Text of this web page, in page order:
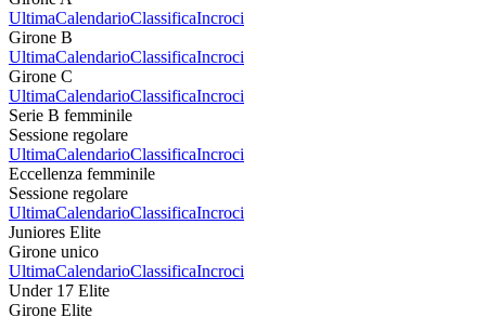
UltimaCalendarioClassificaIncroci
Girone B
UltimaCalendarioClassificaIncroci
Girone C
UltimaCalendarioClassificaIncroci
Serie B femminile
Sessione regolare
UltimaCalendarioClassificaIncroci
Eccellenza femminile
Sessione regolare
UltimaCalendarioClassificaIncroci
Juniores Elite
Girone unico
UltimaCalendarioClassificaIncroci
Under 17 Elite
Girone Elite